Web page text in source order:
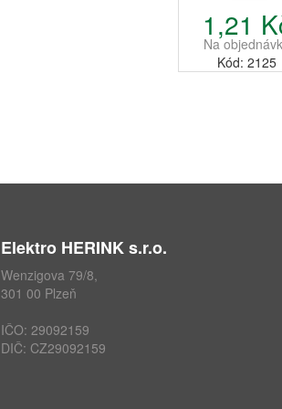
1,21
Na
Kód: 2125
Elektro HERINK s.r.o.
Wenzigova 79/8,
301 00 Plzeň
IČO: 29092159
DIČ: CZ29092159